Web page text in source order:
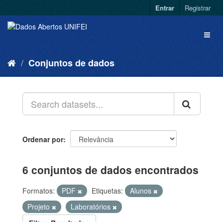
Entrar Registrar
Conjuntos de dados
Ordenar por
6 conjuntos de dados encontrados
Formatos: PDF Etiquetas:
Alunos
Projeto
Laboratórios